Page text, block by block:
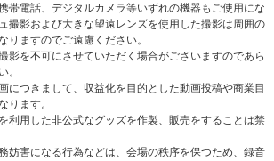
帯電話、デジタルカメラ等いずれの機器もご使用にな
撮影および大きな望遠レンズを使用した撮影は周囲の
りますのでご遠慮ください。
影を不可にさせていただく場合がございますのであら
。
につきまして、収益化を目的とした動画投稿や商業目
ります。
利用した非公式なグッズを作製、販売をすることは禁
妨害になる行為などは、会場の秩序を保つため、録音